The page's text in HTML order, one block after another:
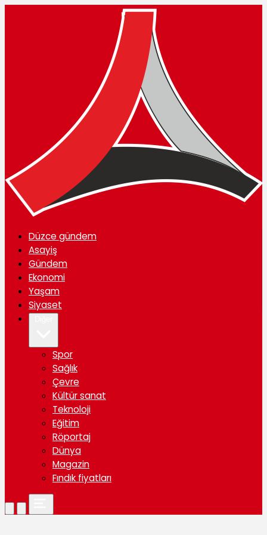
Düzce gündem
Asayiş
Gündem
Ekonomi
Yaşam
Siyaset
Spor
Sağlık
Çevre
Kültür sanat
Teknoloji
Eğitim
Röportaj
Dünya
Magazin
Fındık fiyatları